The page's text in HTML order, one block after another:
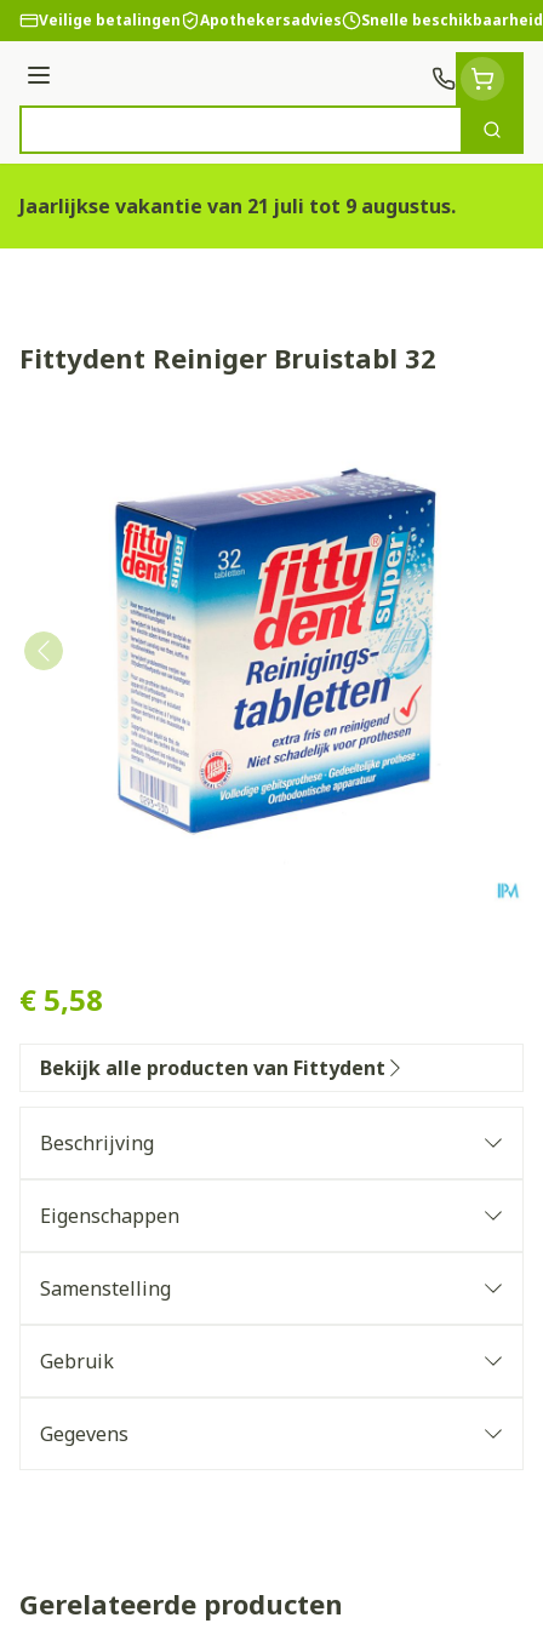
Ga naar de inhoud
Veilige betalingen Apothekersadvies Snelle beschikbaarheid
Menu
Zoek
Jaarlijkse vakantie van 21 juli tot 9 augustus.
Fittydent Reiniger Bruistabl 32
€ 5,58
Bekijk alle producten van Fittydent
Beschrijving
Eigenschappen
Samenstelling
Gebruik
Gegevens
Gerelateerde producten